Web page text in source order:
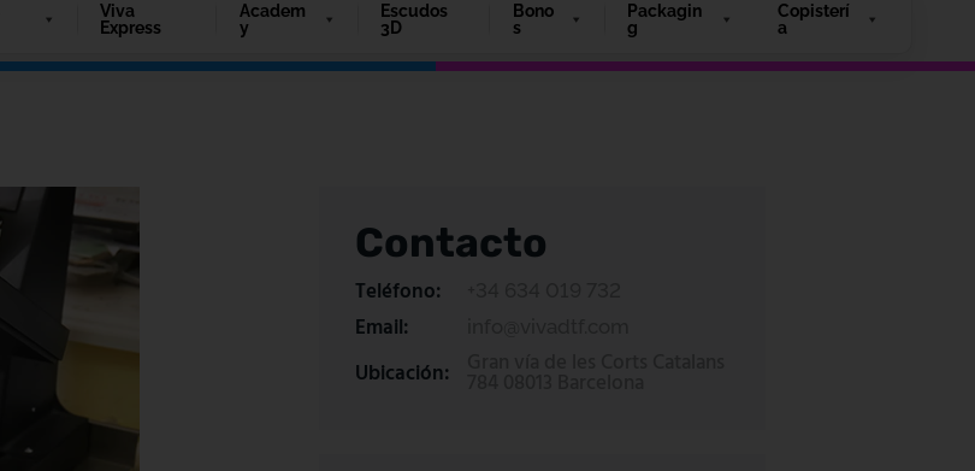
Viva
Express
Academ
y
Escudos
3D
Bono
s
Packagin
g
Copisterí
a
Contacto
Teléfono:
Email:
Ubicación: